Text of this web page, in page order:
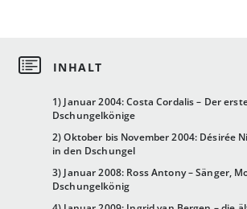
1) Januar 2004: Costa Cordalis – Der
Dschungelkönige
2) Oktober bis November 2004: Désirée
in den Dschungel
3) Januar 2008: Ross Antony – Sänger,
Dschungelkönig